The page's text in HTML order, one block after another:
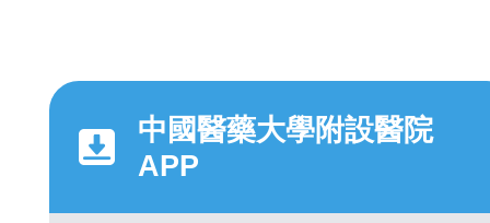
中國醫藥大學附設醫院
APP